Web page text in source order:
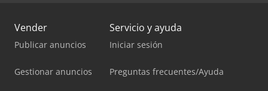
Vender
Publicar anuncios
Gestionar anuncios
Servicio y ayuda
Iniciar sesión
Preguntas frecuentes/Ayuda